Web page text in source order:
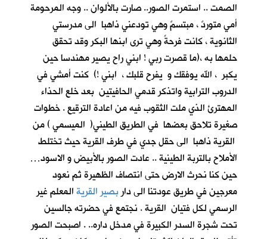
الصمت .. استمرت الصور.. صارت بالألوان .. وجه المرحومة
أمي متوردٌ ، مبتسمٌ وهي تودعني ذاهبا الى مدرستي
الثانوية ، كانت فرحةً وهي ترى ابنها البكر وقد تحقق
حلمها به ،(ما قصرت ربي ! ابني راح يصير مهندسا حين
يكبر ، الله يوفقك و يفرح قلبك ، ابني !) كنت أمشي في
الدروب الترابية واتذكر قدمي الحافيتين بعد خلع الحذاء
المهترئ الذي ملت الثقوب فيه من اعادة الترقيع . خطوات
صغيرة تلاحق بعضها في الطريق الطيني( الميسمي ) من
القرية ذاهبا الى حقل جدي في طرف القرية حيث تختلط
الأملاح بالتربة الطينية .. عادت الصور بالأبيض و الاسود…
حين كنا نحرث الارض حتى انتصاف الظهيرة ثم نعود
معرجين في طريق عودتنا الى داربصير القريةالمعلم غير
الرسمي لكل فتيان القرية . نجتمع في حضرته جالسين
تحت شجرة السدر الكبيرة في مدخل داره.. . اصبحت الصور